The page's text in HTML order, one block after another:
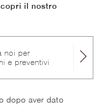
il nostro
noi per
e preventivi
dopo aver dato